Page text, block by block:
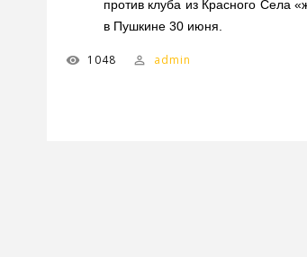
против клуба из Красного Села
в Пушкине 30 июня.
1048 admin